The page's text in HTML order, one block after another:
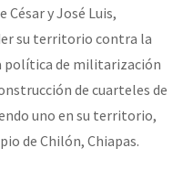
y José Luis,
su territorio contra la
política de militarización
de cuarteles de
uno en su territorio,
de Chilón, Chiapas.